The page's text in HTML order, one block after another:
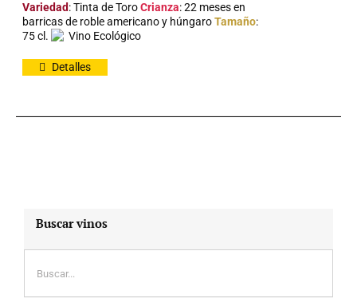
Variedad: Tinta de ToroCrianza: 22 meses en
barricas de roble americano y húngaroTamaño:
75 cl.
Vino Ecológico
Detalles
Buscar vinos